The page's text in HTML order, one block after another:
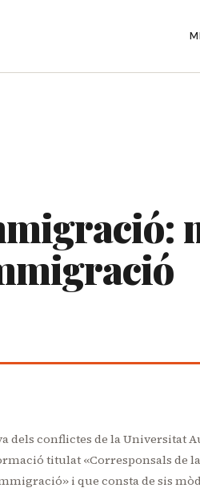
dels conflictes de la Universitat
titulat «Corresponsals de
i que consta de sis